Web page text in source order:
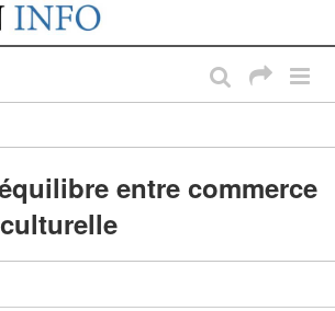
entre commerce